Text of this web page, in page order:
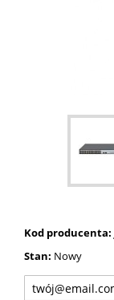
Kod producenta:
Stan: Nowy